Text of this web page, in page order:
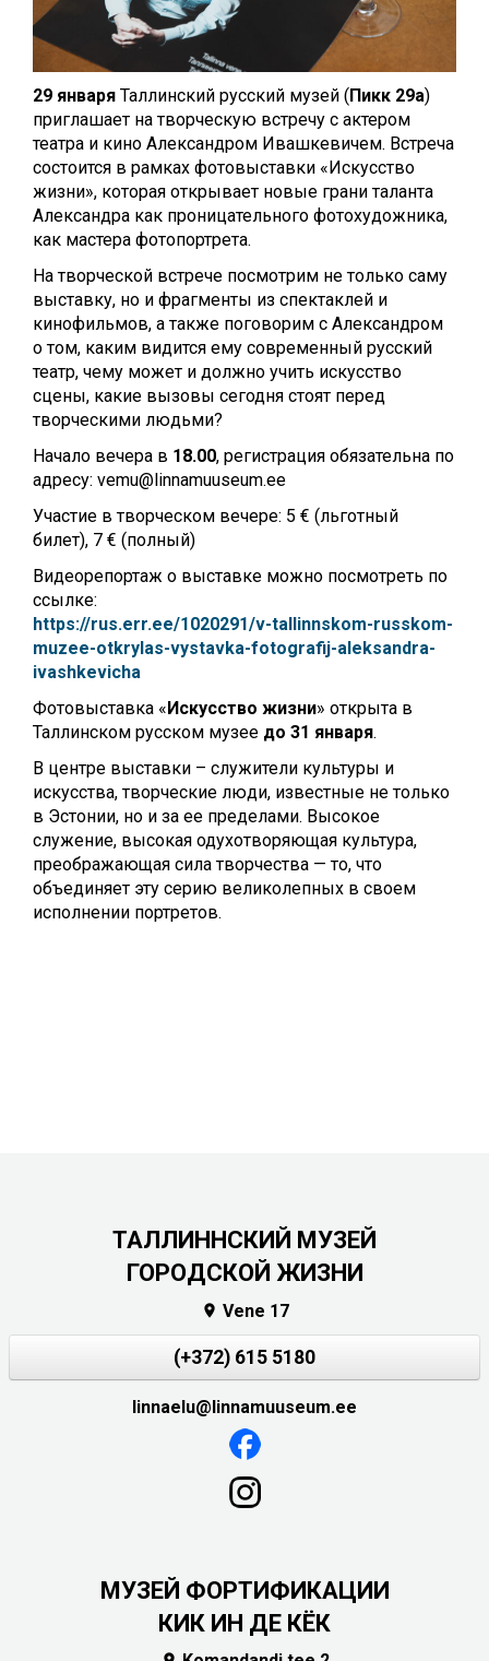
29 января Таллинский русский музей (Пикк 29а)
приглашает на творческую встречу с актером
театра и кино Александром Ивашкевичем. Встреча
состоится в рамках фотовыставки «Искусство
жизни», которая открывает новые грани таланта
Александра как проницательного фотохудожника,
как мастера фотопортрета.
На творческой встрече посмотрим не только саму
выставку, но и фрагменты из спектаклей и
кинофильмов, а также поговорим с Александром
о том, каким видится ему современный русский
театр, чему может и должно учить искусство
сцены, какие вызовы сегодня стоят перед
творческими людьми?
Начало вечера в 18.00, регистрация обязательна по
адресу: vemu@linnamuuseum.ee
Участие в творческом вечере: 5 € (льготный
билет), 7 € (полный)
Видеорепортаж о выставке можно посмотреть по
ссылке:
https://rus.err.ee/1020291/v-tallinnskom-russkom-
muzee-otkrylas-vystavka-fotografij-aleksandra-
ivashkevicha
Фотовыставка «Искусство жизни» открыта в
Таллинском русском музее до 31 января.
В центре выставки – служители культуры и
искусства, творческие люди, известные не только
в Эстонии, но и за ее пределами. Высокое
служение, высокая одухотворяющая культура,
преображающая сила творчества — то, что
объединяет эту серию великолепных в своем
исполнении портретов.
ТАЛЛИННСКИЙ МУЗЕЙ
ГОРОДСКОЙ ЖИЗНИ
 Vene 17
(+372) 615 5180
linnaelu@linnamuuseum.ee
МУЗЕЙ ФОРТИФИКАЦИИ
КИК ИН ДЕ КЁК